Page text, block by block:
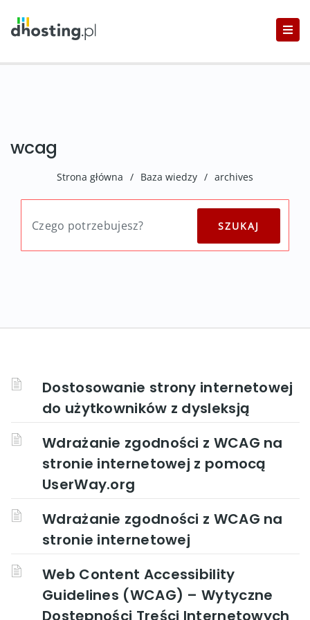
wcag
Strona główna / Baza wiedzy / archives
Dostosowanie strony internetowej
do użytkowników z dysleksją
Wdrażanie zgodności z WCAG na
stronie internetowej z pomocą
UserWay.org
Wdrażanie zgodności z WCAG na
stronie internetowej
Web Content Accessibility
Guidelines (WCAG) – Wytyczne
Dostępności Treści Internetowych